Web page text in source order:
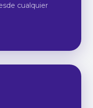
cualquier